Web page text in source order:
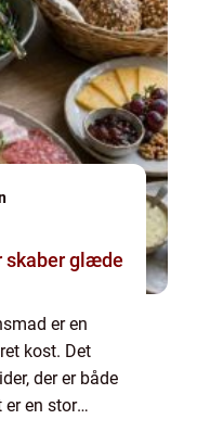
skaber glæde
er en
kost. Det
der er både
er en stor